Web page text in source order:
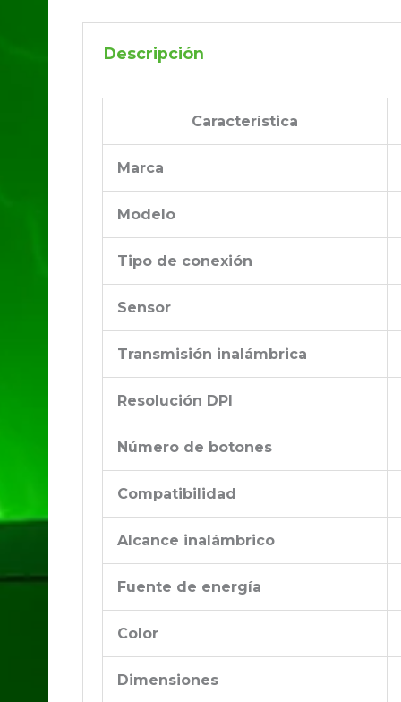
Descripción
Característica
Marca
Modelo
Tipo de conexión
Sensor
Transmisión inalámbrica
Resolución DPI
Número de botones
Compatibilidad
Alcance inalámbrico
Fuente de energía
Color
Dimensiones